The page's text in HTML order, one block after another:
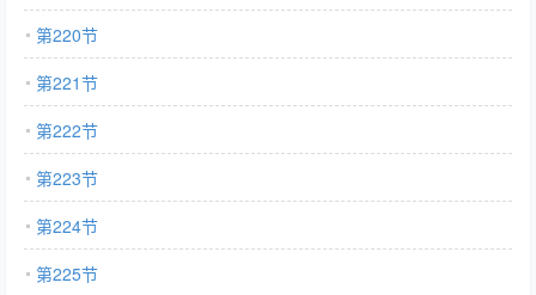
第220节
第221节
第222节
第223节
第224节
第225节